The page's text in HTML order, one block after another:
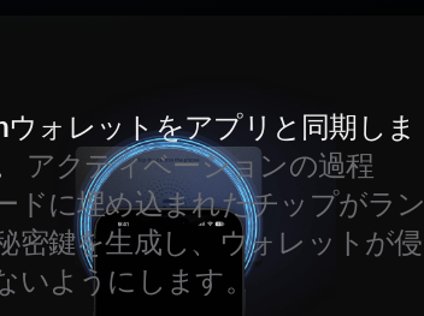
ウォレットをアプリと同期しま
アクティベーションの過程
ドに埋め込まれたチップがラン
密鍵を生成し、ウォレットが侵
いようにします。